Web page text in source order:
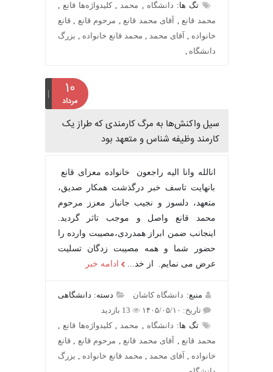
تگ ها:دانشگاه,محمد ,کلیدواژه‌ها قانع,
محمد قانع,آقای محمد قانع,مرحوم قانع,قانع
,آقای محمد,محمد قانع خانواده ,بزرگ
دانشگاه,
مرداد
سیل واکنش‌ها به مرگ کارمندی که طراز یک
کارمند وظیفه شناس و متعهد بود
انالله وانا الیه راجعون خانواده معزای قانع
بانهایت تاسف خبر درگذشت همکار صدیق،
متعهد، دلسوز و نجیب جانباز معزز مرحوم
محمد قانع واصل و موجب تاثر گردید.
اینجانب ضمن ابراز همدردی،مصیبت وارده را
حضور شما و همه مصیبت زدگان تسلیت
عرض می نمایم. از خد...
ادامه خبر
منبع:دانشگاه کاشان
دسته: دانشگاهی
تاریخ: ۱۴۰۵/۰۵/۱۰
13 بازدید
تگ ها:دانشگاه,محمد ,کلیدواژه‌ها قانع,
محمد قانع,آقای محمد قانع,مرحوم قانع,قانع
,آقای محمد,محمد قانع خانواده ,بزرگ